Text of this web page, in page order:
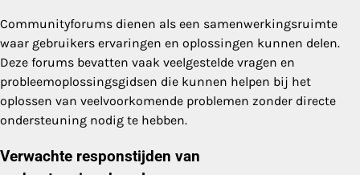
Communityforums dienen als een samenwerkingsruimte
waar gebruikers ervaringen en oplossingen kunnen delen.
Deze forums bevatten vaak veelgestelde vragen en
probleemoplossingsgidsen die kunnen helpen bij het
oplossen van veelvoorkomende problemen zonder directe
ondersteuning nodig te hebben.
Verwachte responstijden van